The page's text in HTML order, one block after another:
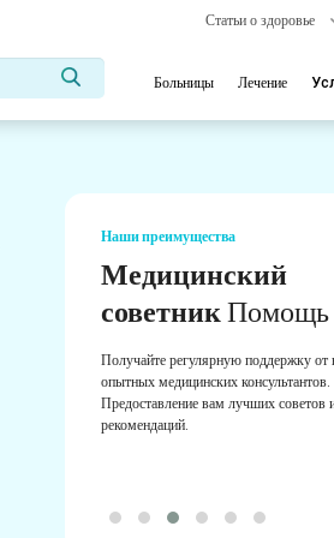
Статьи о здоровье
Больницы Лечение
Наши преимущества
Медицинский
советникПомощь
Получайте регулярную поддержку от
опытных медицинских консультантов.
Предоставление вам лучших советов
рекомендаций.